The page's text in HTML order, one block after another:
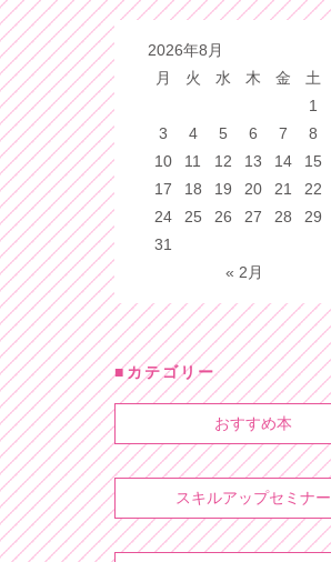
2026年8月
月
火 水 木 金 土
1
3
4 5 6 7 8
10
11 12 13 14 15
17
18 19 20 21 22
24
25 26 27 28 29
31
« 2月
カテゴリー
おすすめ本
スキルアップセミナー